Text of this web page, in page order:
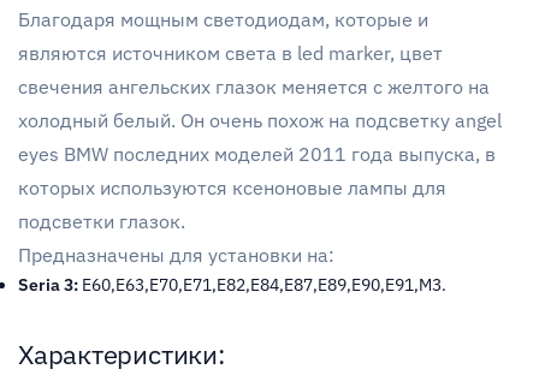
Благодаря мощным светодиодам, которые и
являются источником света в led marker, цвет
свечения ангельских глазок меняется с желтого на
холодный белый. Он очень похож на подсветку angel
eyes BMW последних моделей 2011 года выпуска, в
которых используются ксеноновые лампы для
подсветки глазок.
Предназначены для установки на:
Seria 3: E60,E63,E70,E71,E82,E84,E87,E89,E90,E91,М3.
Характеристики: